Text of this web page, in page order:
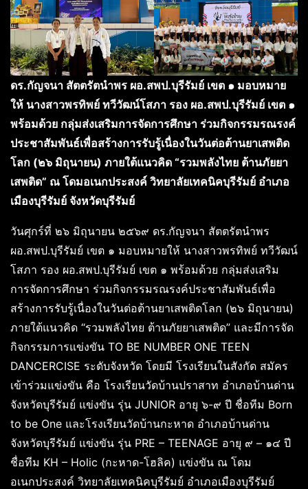
ดร.กัญจนา สัตตรัตนำพร ผอ.สพป.บุรีรัมย์ เขต ๑ มอบหมาย
ให้ นางสาวพรทิพย์ ทวีวัฒน์โสภา รอง ผอ.สพป.บุรีรัมย์ เขต ๑
พร้อมด้วย กลุ่มส่งเสริมการจัดการศึกษา ร่วมกิจกรรมรณรงค์
ประชาสัมพันธ์เพื่อสร้างการรับรู้เนื่องในวันต่อต้านยาเสพติด
โลก (๒๖ มิถุนายน) ภายใต้แนวคิด “รวมพลังไทย ต้านภัยยา
เสพติด” ณ โดมอเนกประสงค์ วิทยาลัยเทคนิคบุรีรัมย์ อำเภอ
เมืองบุรีรัมย์ จังหวัดบุรีรัมย์
วันศุกร์ที่ ๒๖ มิถุนายน ๒๕๖๙ ดร.กัญจนา สัตตรัตนำพร
ผอ.สพป.บุรีรัมย์ เขต ๑ มอบหมายให้ นางสาวพรทิพย์ ทวีวัฒน์
โสภา รอง ผอ.สพป.บุรีรัมย์ เขต ๑ พร้อมด้วย กลุ่มส่งเสริม
การจัดการศึกษา ร่วมกิจกรรมรณรงค์ประชาสัมพันธ์เพื่อ
สร้างการรับรู้เนื่องในวันต่อต้านยาเสพติดโลก (๒๖ มิถุนายน)
ภายใต้แนวคิด “รวมพลังไทย ต้านภัยยาเสพติด” และมีการจัด
กิจกรรมการแข่งขัน TO BE NUMBER ONE TEEN
DANCERCISE ระดับจังหวัด โดยมี โรงเรียนในสังกัด สมัคร
เข้าร่วมแข่งขัน คือ โรงเรียนวัดบ้านปราสาท อำเภอบ้านด่าน
จังหวัดบุรีรัมย์ แข่งขัน รุ่น JUNIOR อายุ ๖-๙ ปี ชื่อทีม Born
to be One และโรงเรียนวัดบ้านกะหาด อำเภอบ้านด่าน
จังหวัดบุรีรัมย์ แข่งขัน รุ่น PRE – TEENAGE อายุ ๙ – ๑๔ ปี
ชื่อทีม KH – Holic (กะหาด-โฮลิค) แข่งขัน ณ โดม
อเนกประสงค์ วิทยาลัยเทคนิคบุรีรัมย์ อำเภอเมืองบุรีรัมย์